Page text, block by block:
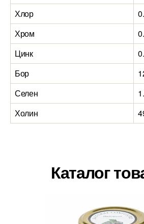
Хлор
Хром
Цинк
Бор
Селен
Холин
Каталог